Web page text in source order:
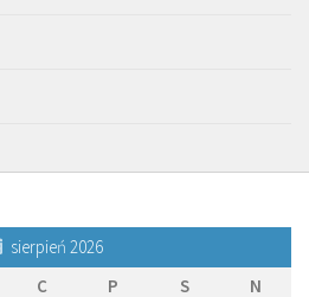
sierpień 2026
C P S
N